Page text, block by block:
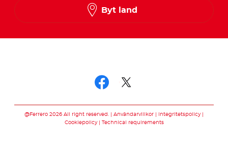
Norwegian
Byt land
@Ferrero 2026 All right reserved. Användarvillkor
Integritetspolicy
Cookiepolicy
Technical requirements